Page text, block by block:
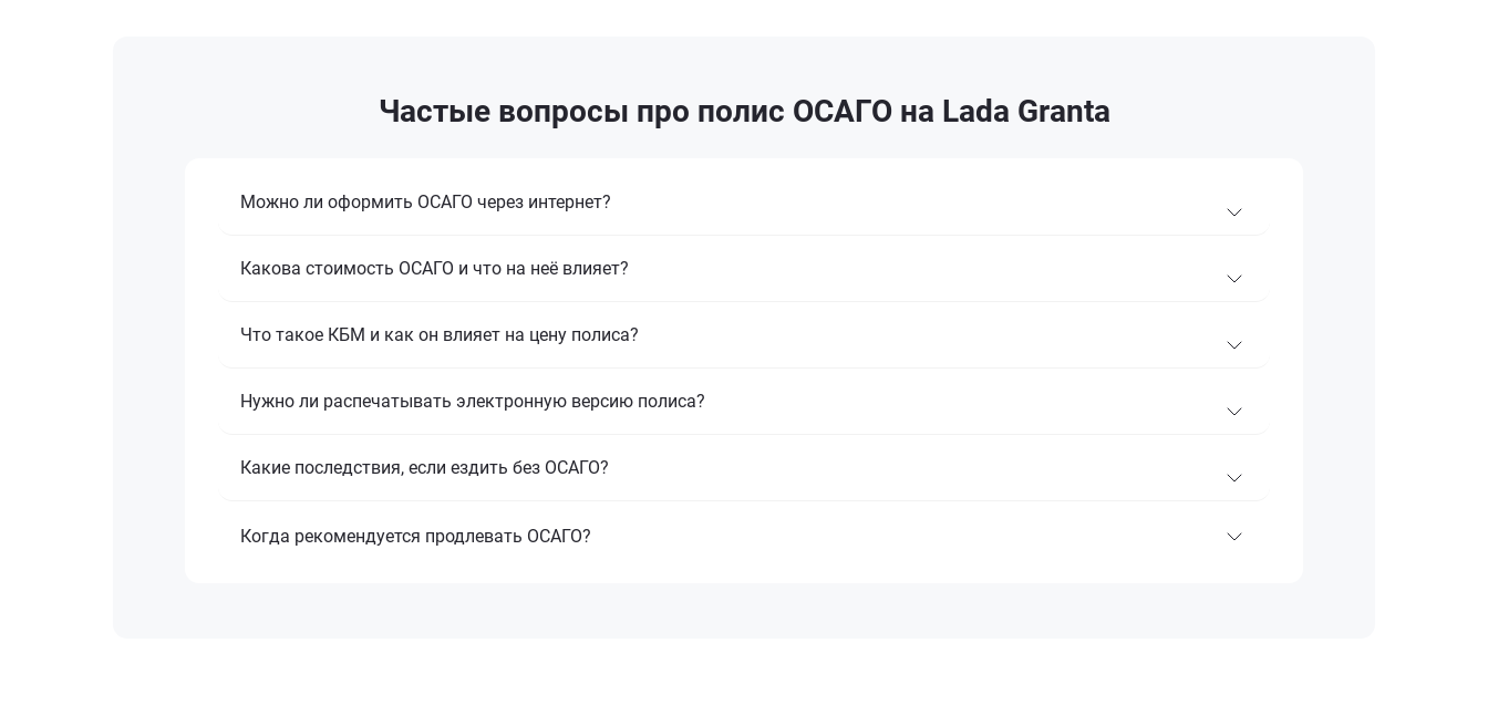
Частые вопросы про полис ОСАГО на Lada Granta
Можно ли оформить ОСАГО через интернет?
Какова стоимость ОСАГО и что на неё влияет?
Что такое КБМ и как он влияет на цену полиса?
Нужно ли распечатывать электронную версию полиса?
Какие последствия, если ездить без ОСАГО?
Когда рекомендуется продлевать ОСАГО?